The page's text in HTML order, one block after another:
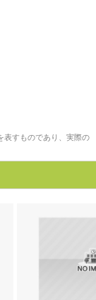
表すものであり、実際の